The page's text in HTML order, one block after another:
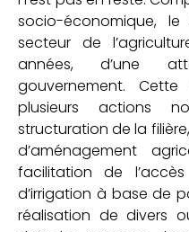
socio-économique,
secteur de
années, d’une
gouvernement.
plusieurs actions
structuration de la
d’aménagement
facilitation de
d’irrigation à base de
réalisation de divers